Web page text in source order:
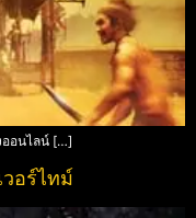
ออนไลน์ […]
อร์ไทม์